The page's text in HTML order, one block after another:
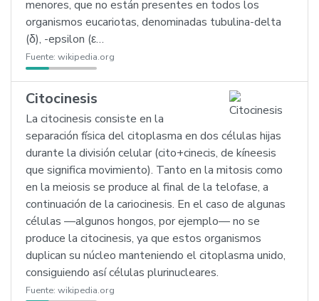
menores, que no están presentes en todos los
organismos eucariotas, denominadas tubulina-delta
(δ), -epsilon (ε…
Fuente: wikipedia.org
Citocinesis
La citocinesis consiste en la
separación física del citoplasma en dos células hijas
durante la división celular (cito+cinecis, de kíneesis
que significa movimiento). Tanto en la mitosis como
en la meiosis se produce al final de la telofase, a
continuación de la cariocinesis. En el caso de algunas
células —algunos hongos, por ejemplo— no se
produce la citocinesis, ya que estos organismos
duplican su núcleo manteniendo el citoplasma unido,
consiguiendo así células plurinucleares.
Fuente: wikipedia.org